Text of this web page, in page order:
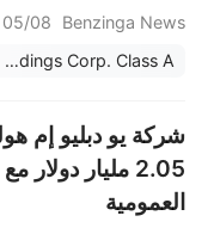
Benzinga News
05/08 13:29
UWM Holdings Corp. Class A
شركة يو دبليو إم
2.05 مليار دولار
العمومية